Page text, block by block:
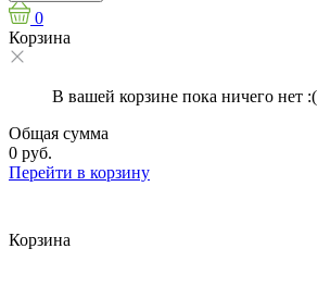
0
Корзина
В вашей корзине пока ничего нет :(
Общая сумма
0 руб.
Перейти в корзину
Корзина